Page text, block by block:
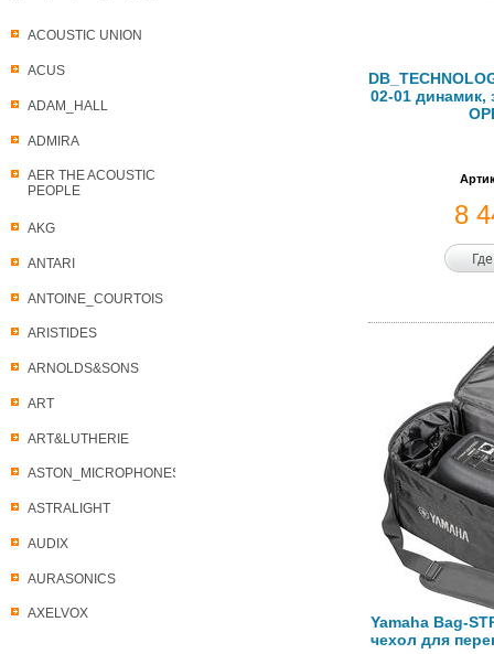
ACOUSTIC UNION
ACUS
ADAM_HALL
ADMIRA
AER THE ACOUSTIC
PEOPLE
AKG
ANTARI
ANTOINE_COURTOIS
ARISTIDES
ARNOLDS&SONS
ART
ART&LUTHERIE
ASTON_MICROPHONES
ASTRALIGHT
AUDIX
AURASONICS
AXELVOX
02-01 динамик,
8
Yamaha Bag-
чехол для